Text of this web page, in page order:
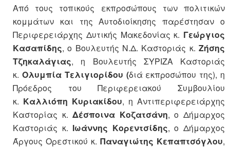
Από τους τοπικούς εκπροσώπους των πολιτικών
κομμάτων και της Αυτοδιοίκησης παρέστησαν ο
Περιφερειάρχης Δυτικής Μακεδονίας κ. Γεώργιος
Κασαπίδης, ο Βουλευτής Ν.Δ. Καστοριάς κ. Ζήσης
Τζηκαλάγιας, η Βουλευτής ΣΥΡΙΖΑ Καστοριάς
κ. Ολυμπία Τελιγιορίδου (διά εκπροσώπου της), η
Πρόεδρος του Περιφερειακού Συμβουλίου
κ. Καλλιόπη Κυριακίδου, η Αντιπεριφερειάρχης
Καστορίας κ.Δέσποινα Κοζατσάνη, ο Δήμαρχος
Καστοριάς κ. Ιωάννης Κορεντσίδης, ο Δήμαρχος
Άργους Ορεστικού κ. Παναγιώτης Κεπαπτσόγλου,